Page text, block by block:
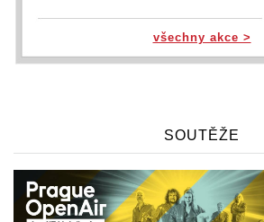
všechny akce >
SOUTĚŽE